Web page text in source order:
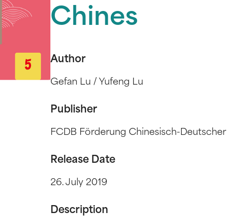
Chines
Author
Gefan Lu / Yufeng Lu
Publisher
FCDB Förderung Chinesisch-Deutscher
Release Date
26. July 2019
Description